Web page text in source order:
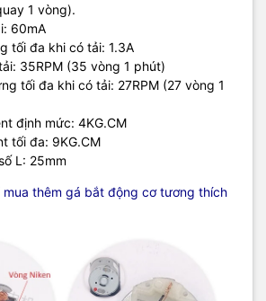
1 vòng).
60mA
tối đa khi có tải: 1.3A
35RPM (35 vòng 1 phút)
tối đa khi có tải: 27RPM (27 vòng 1
định mức: 4KG.CM
tối đa: 9KG.CM
L: 25mm
thêm gá bắt động cơ tương thích